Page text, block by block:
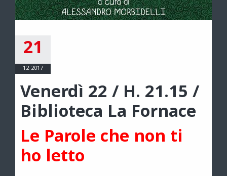
21
12-2017
Venerdì 22 / H. 21.15 /
Biblioteca La Fornace
Le Parole che non ti
ho letto